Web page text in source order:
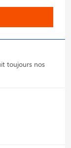
toujours nos